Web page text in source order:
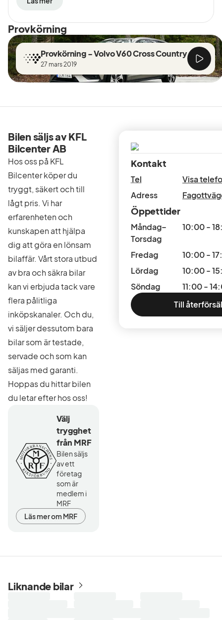
Provkörning
Provkörning - Volvo V60 Cross Country
27 mars 2019
Bilen säljs av KFL
Bilcenter AB
Hos oss på KFL
Bilcenter köper du
tryggt, säkert och till
lågt pris. Vi har
erfarenheten och
kunskapen att hjälpa
dig att göra en lönsam
bilaffär. Vårt stora utbud
av bra och säkra bilar
kan vi erbjuda tack vare
flera pålitliga
inköpskanaler. Och du,
vi säljer dessutom bara
bilar som är testade,
servade och som kan
säljas med garanti.
Hoppas du hittar bilen
du letar efter hos oss!
Välj
trygghet
från MRF
Bilen säljs
av ett
företag
som är
medlem i
MRF
Läs mer om MRF
Kontakt
Tel
Visa
Adress
Öppettider
Måndag–
Torsdag
10:00 -
Fredag
10:00 -
Lördag
10:00 -
Söndag
11:00 -
Till
Liknande bilar